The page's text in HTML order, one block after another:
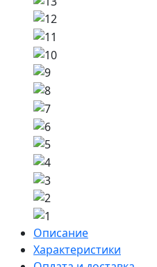
Описание
Характеристики